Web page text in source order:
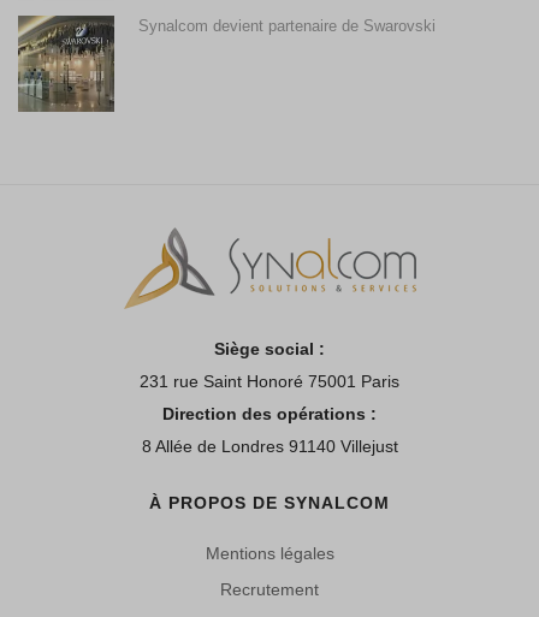
Synalcom devient partenaire de Swarovski
Siège social :
231 rue Saint Honoré 75001 Paris
Direction des opérations :
8 Allée de Londres 91140 Villejust
À PROPOS DE SYNALCOM
Mentions légales
Recrutement